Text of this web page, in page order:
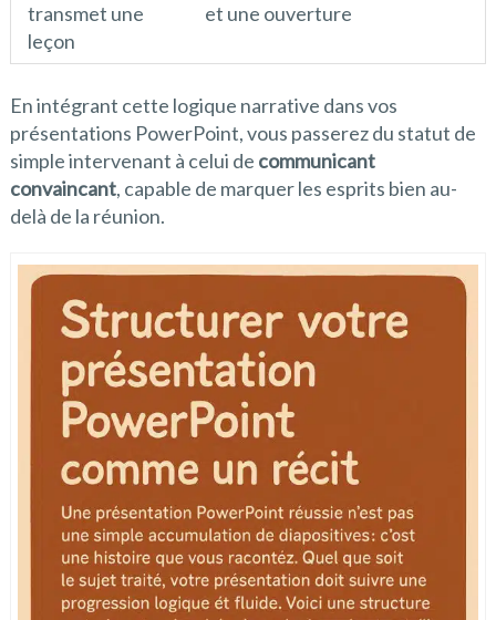
transmet une
leçon
et une ouverture
En intégrant cette logique narrative dans vos
présentations PowerPoint, vous passerez du statut de
simple intervenant à celui de communicant
convaincant, capable de marquer les esprits bien au-
delà de la réunion.